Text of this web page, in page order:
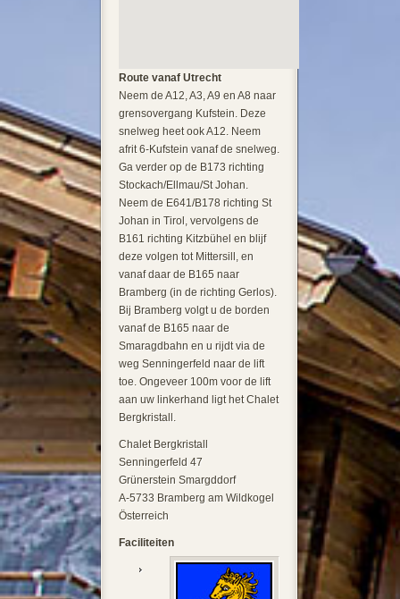
Route vanaf Utrecht
Neem de A12, A3, A9 en A8 naar
grensovergang Kufstein. Deze
snelweg heet ook A12. Neem
afrit 6-Kufstein vanaf de snelweg.
Ga verder op de B173 richting
Stockach/Ellmau/St Johan.
Neem de E641/B178 richting St
Johan in Tirol, vervolgens de
B161 richting Kitzbühel en blijf
deze volgen tot Mittersill, en
vanaf daar de B165 naar
Bramberg (in de richting Gerlos).
Bij Bramberg volgt u de borden
vanaf de B165 naar de
Smaragdbahn en u rijdt via de
weg Senningerfeld naar de lift
toe. Ongeveer 100m voor de lift
aan uw linkerhand ligt het Chalet
Bergkristall.
Chalet Bergkristall
Senningerfeld 47
Grünerstein Smargddorf
A-5733 Bramberg am Wildkogel
Österreich
Faciliteiten